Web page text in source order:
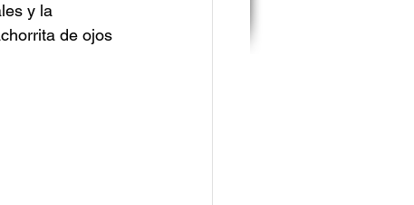
y la
de ojos